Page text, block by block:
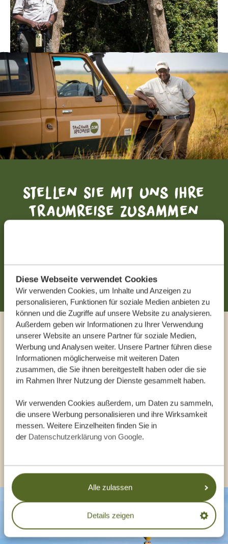
Diese Webseite verwendet Cookies
Wir verwenden Cookies, um Inhalte und Anzeigen zu
personalisieren, Funktionen für soziale Medien anbieten zu
können und die Zugriffe auf unsere Website zu analysieren.
Außerdem geben wir Informationen zu Ihrer Verwendung
unserer Website an unsere Partner für soziale Medien,
Werbung und Analysen weiter. Unsere Partner führen diese
Informationen möglicherweise mit weiteren Daten
zusammen, die Sie ihnen bereitgestellt haben oder die sie
im Rahmen Ihrer Nutzung der Dienste gesammelt haben.
Wir verwenden Cookies außerdem, um Daten zu sammeln,
die unsere Werbung personalisieren und ihre Wirksamkeit
messen. Weitere Einzelheiten finden Sie in
der Datenschutzerklärung von Google.
Alle zulassen
Details zeigen
Stellen Sie mit uns Ihre
Traumreise zusammen
JETZT ZUSAMMENSTELLEN
Sprechen Sie mit einem
Reiseberater
UNSERE EXPERTEN HELFEN IHNEN GERN
DE:+494087407061